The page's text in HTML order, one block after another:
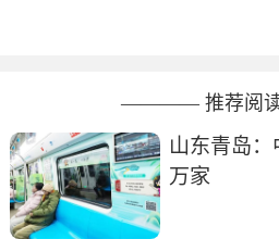
———— 推荐阅
山东青岛：
万家